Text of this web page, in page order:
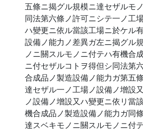
五條ニ揭グル規模ニ達セザルモ
同法第六條ノ許可ニシテ一ノ工
ハ變更ニ依ル當該工場ニ於ケル
設備ノ能力ノ差異ガ左ニ揭グル
ノニ關スルモノニ付テハ有機合
ニ付セザルコトヲ得但シ同法第
合成品ノ製造設備ノ能力ガ第五
達セザル一ノ工場ノ設備ノ增設
ノ設備ノ增設又ハ變更ニ依リ當
機合成品ノ製造設備ノ能力ガ同
達スベキモノニ關スルモノニ付